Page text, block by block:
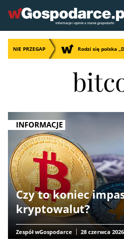
NIE PRZEGAP Rodzi się polska
INFORMACJE
Czy to koniec
kryptowalut?
Zespół wGospodarce 28 czerwca 2026